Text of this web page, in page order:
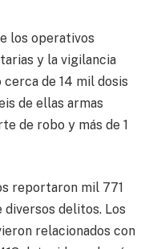
los operativos
y la vigilancia
de 14 mil dosis
de ellas armas
de robo y más de 1
reportaron mil 771
delitos. Los
relacionados con